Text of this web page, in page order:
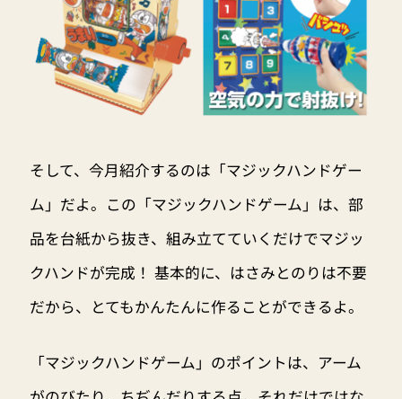
そして、今月紹介するのは「マジックハンドゲー
ム」だよ。この「マジックハンドゲーム」は、部
品を台紙から抜き、組み立てていくだけでマジッ
クハンドが完成！ 基本的に、はさみとのりは不要
だから、とてもかんたんに作ることができるよ。
「マジックハンドゲーム」のポイントは、アーム